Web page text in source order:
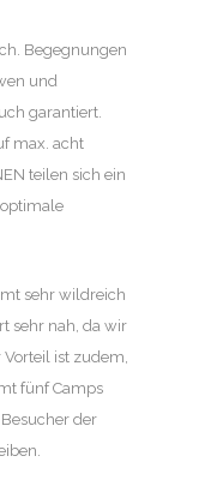
Begegnungen
und
garantiert.
max. acht
teilen sich ein
optimale
sehr wildreich
sehr nah, da wir
ist zudem,
fünf Camps
der